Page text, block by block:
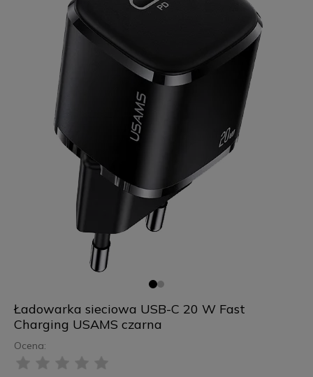
Ładowarka sieciowa USB-C 20 W Fast
Charging USAMS czarna
Ocena: